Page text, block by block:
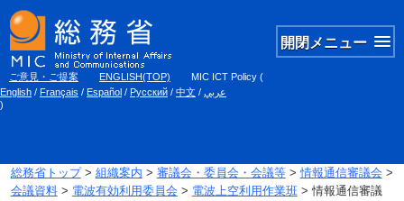
開閉メニュー
ご意見・ご提案 ENGLISH(TOP) MIC ICT Policy (
English / Français / Español / Русский / 中文 / عربي
)
総務省トップ> 組織案内 > 審議会・委員会・会議等>情報通信審議会 >
会議資料> 電波有効利用委員会 > 電波上空利用作業班> 情報通信審議